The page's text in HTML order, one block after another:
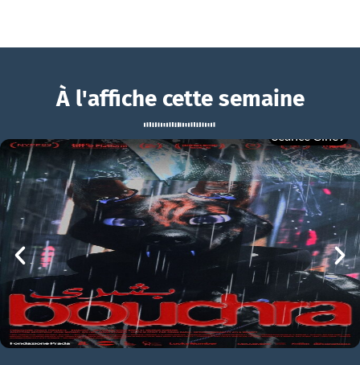
Le Gâteau du Président
Le Gâteau du Président Bande-annonce VO STFR
À l'affiche cette semaine
BOUCHRA
mer 05/08
21h00